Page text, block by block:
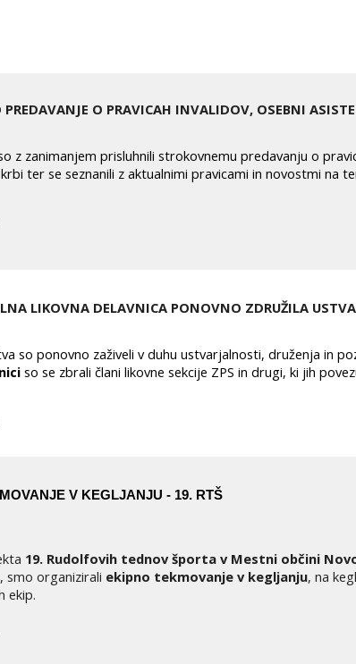
O PRAVICAH INVALIDOV, OSEBNI
z zanimanjem prisluhnili strokovnemu predavanju o
ter se seznanili z aktualnimi pravicami in novostmi na
LIKOVNA DELAVNICA PONOVNO ZDRUŽILA
so ponovno zaživeli v duhu ustvarjalnosti, druženja in
so se zbrali člani likovne sekcije ZPS in drugi, ki jih
V KEGLJANJU - 19. RTŠ
19. Rudolfovih tednov športa v Mestni občini
, smo organizirali ekipno tekmovanje v kegljanju, na
ekip.